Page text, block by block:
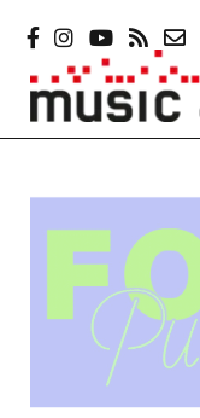
Inhalt
springen